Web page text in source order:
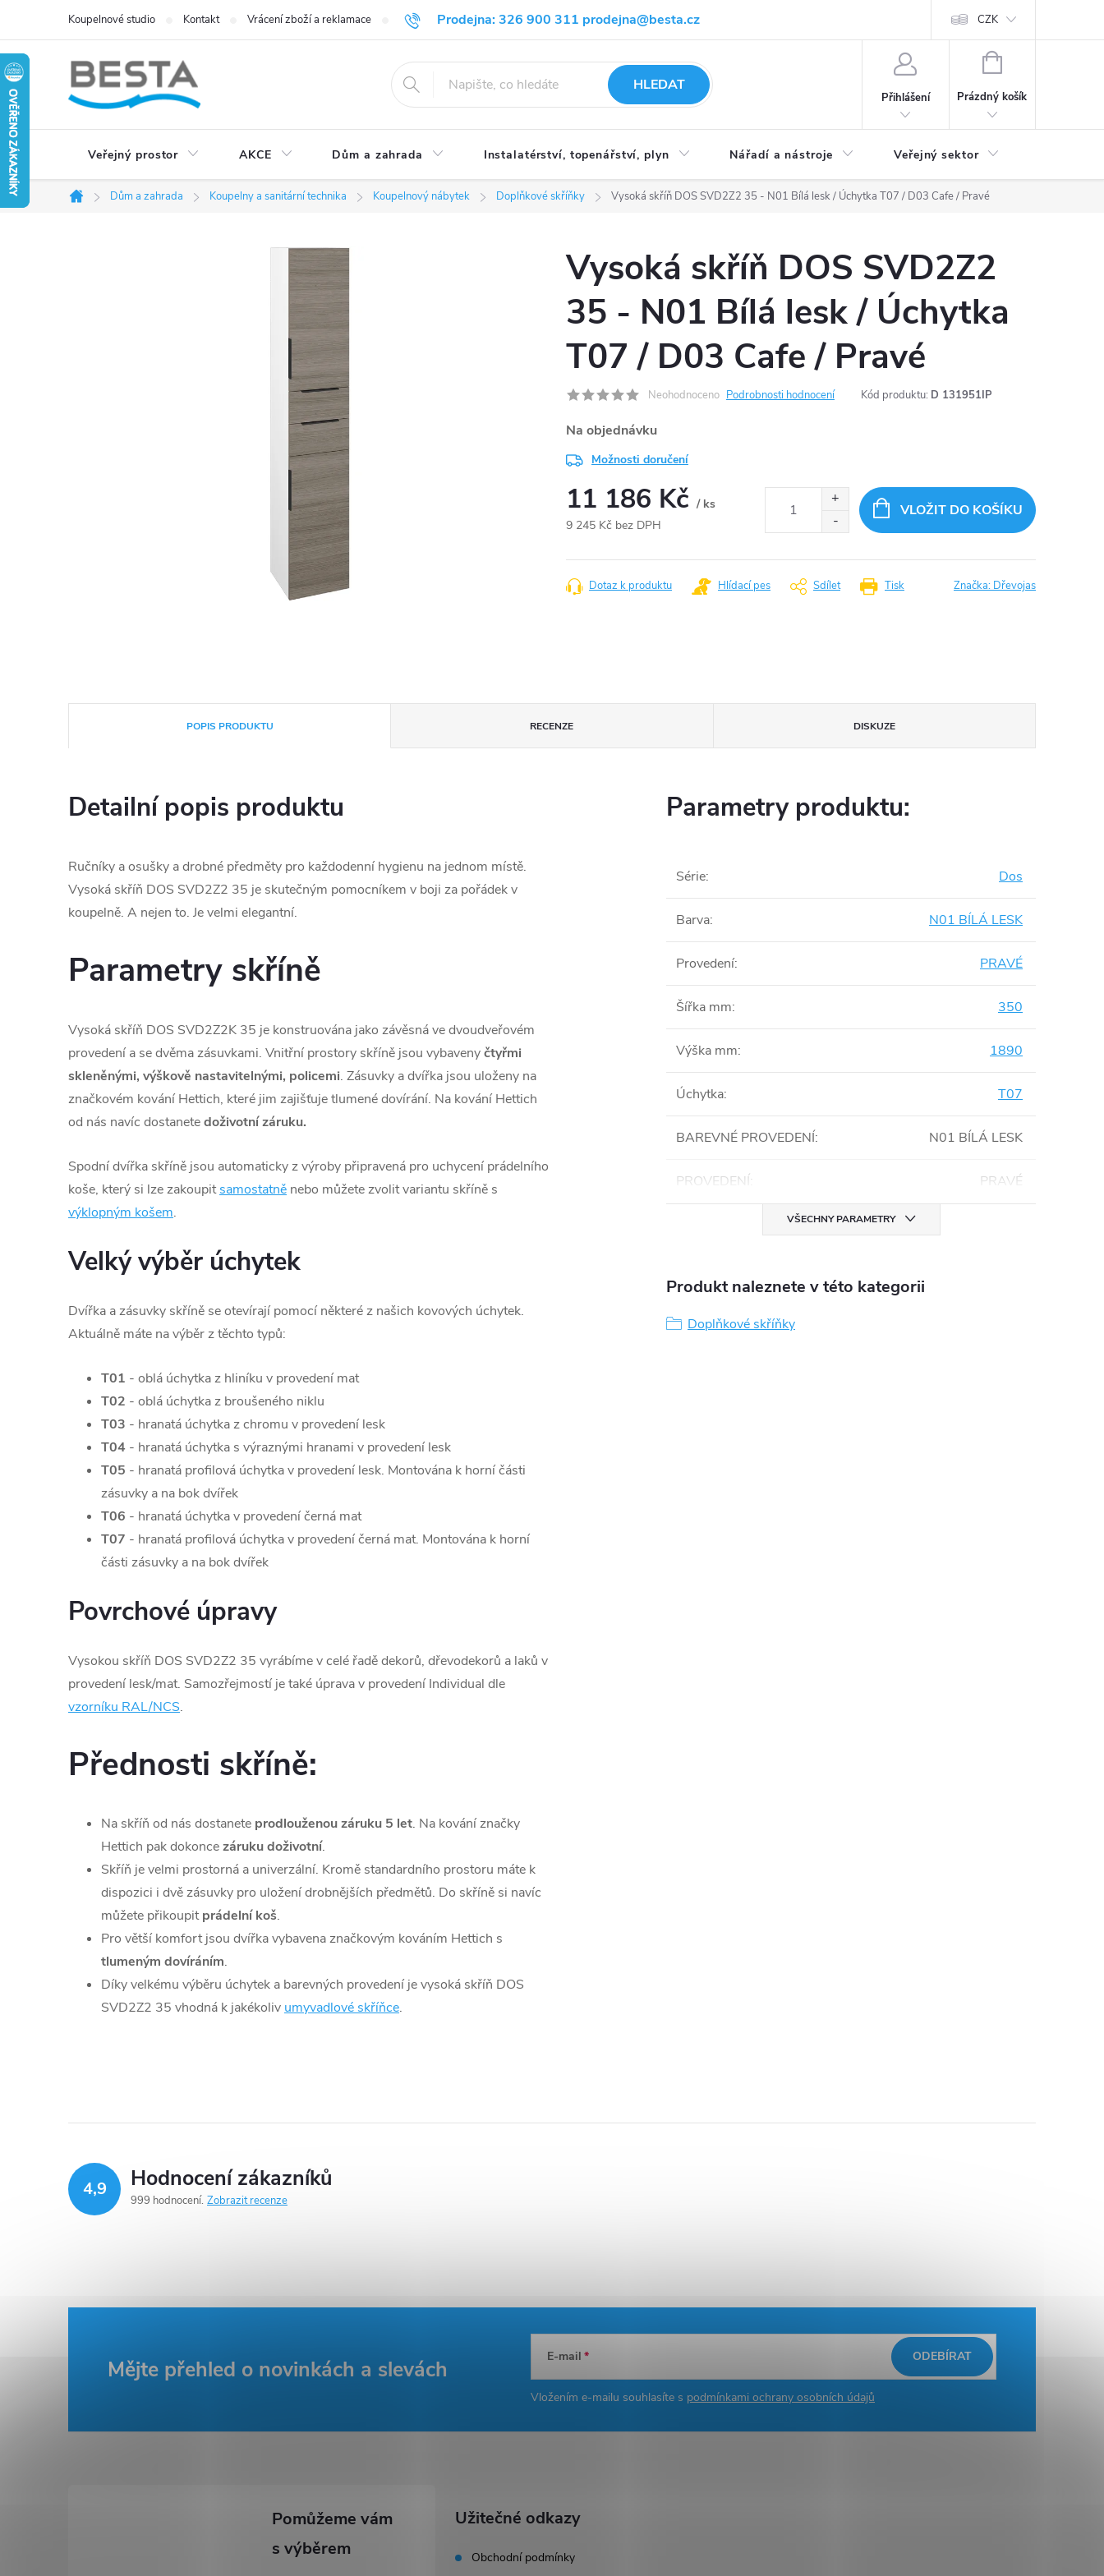
obsah
Prodejna: 326 900 311 prodejna@besta.cz
Koupelnové studio Kontakt Vrácení zboží a reklamace Blog Obchodní podmínky Ochrana osobních údajů CZK
HLEDAT
Přihlášení
NÁKUPNÍ
Prázdný košík
Veřejný prostor AKCE Dům a zahrada Instalatérství, topenářství, plyn Nářadí a nástroje Veřejný sektor
Domů
Dům a zahrada Koupelny a sanitární technika Koupelnový nábytek Doplňkové skříňky Vysoká skříň DOS SVD2Z2 35 - N01 Bílá lesk / Úchytka T07 / D03 Cafe / Pravé
Vysoká skříň DOS SVD2Z2
35 - N01 Bílá lesk / Úchytka
T07 / D03 Cafe / Pravé
Neohodnoceno Podrobnosti hodnocení Kód produktu: D 131951IP
Na objednávku
Možnosti doručení
11 186 Kč / ks
9 245 Kč bez DPH
cena:
VLOŽIT DO KOŠÍKU
Tisk
Dotaz k produktu Hlídací pes Sdílet Značka: Dřevojas
POPIS PRODUKTU RECENZE DISKUZE
Detailní popis produktu
Ručníky a osušky a drobné předměty pro každodenní hygienu na jednom místě.
Vysoká skříň DOS SVD2Z2 35 je skutečným pomocníkem v boji za pořádek v
koupelně. A nejen to. Je velmi elegantní.
Parametry skříně
Vysoká skříň DOS SVD2Z2K 35 je konstruována jako závěsná ve dvoudveřovém
provedení a se dvěma zásuvkami. Vnitřní prostory skříně jsou vybavenyčtyřmi
skleněnými, výškově nastavitelnými, policemi. Zásuvky a dvířka jsou uloženy na
značkovém kování Hettich, které jim zajišťuje tlumené dovírání. Na kování Hettich
od nás navíc dostanetedoživotní záruku.
Spodní dvířka skříně jsou automaticky z výroby připravená pro uchycení prádelního
koše, který si lze zakoupitsamostatně nebo můžete zvolit variantu skříně s
výklopným košem.
Velký výběr úchytek
Dvířka a zásuvky skříně se otevírají pomocí některé z našich kovových úchytek.
Aktuálně máte na výběr z těchto typů:
T01 - oblá úchytka z hliníku v provedení mat
T02 - oblá úchytka z broušeného niklu
T03 - hranatá úchytka z chromu v provedení lesk
T04 - hranatá úchytka s výraznými hranami v provedení lesk
T05 - hranatá profilová úchytka v provedení lesk. Montována k horní části
zásuvky a na bok dvířek
T06 - hranatá úchytka v provedení černá mat
T07 - hranatá profilová úchytka v provedení černá mat. Montována k horní
části zásuvky a na bok dvířek
Povrchové úpravy
Vysokou skříň DOS SVD2Z2 35 vyrábíme v celé řadě dekorů, dřevodekorů a laků v
provedení lesk/mat. Samozřejmostí je také úprava v provedení Individual dle
vzorníku RAL/NCS.
Přednosti skříně:
Na skříň od nás dostanete prodlouženou záruku 5 let. Na kování značky
Hettich pak dokoncezáruku doživotní.
Skříň je velmi prostorná a univerzální. Kromě standardního prostoru máte k
dispozici i dvě zásuvky pro uložení drobnějších předmětů. Do skříně si navíc
můžete přikoupitprádelní koš.
Pro větší komfort jsou dvířka vybavena značkovým kováním Hettich s
tlumeným dovíráním.
Díky velkému výběru úchytek a barevných provedení je vysoká skříň DOS
SVD2Z2 35 vhodná k jakékolivumyvadlové skříňce.
Parametry produktu:
Série: Dos
Barva: N01 BÍLÁ LESK
Provedení: PRAVÉ
Šířka mm: 350
Výška mm: 1890
Úchytka: T07
BAREVNÉ PROVEDENÍ: N01 BÍLÁ LESK
PROVEDENÍ: PRAVÉ
VŠECHNY PARAMETRY
Produkt naleznete v této kategorii
Doplňkové skříňky
4,9 Hodnocení zákazníků
999 hodnocení Zobrazit recenze
Mějte přehled o novinkách a slevách E-mail
Vložením e-mailu souhlasíte s podmínkami ochrany osobních údajů
ODEBÍRAT
Užitečné odkazy
Obchodní podmínky